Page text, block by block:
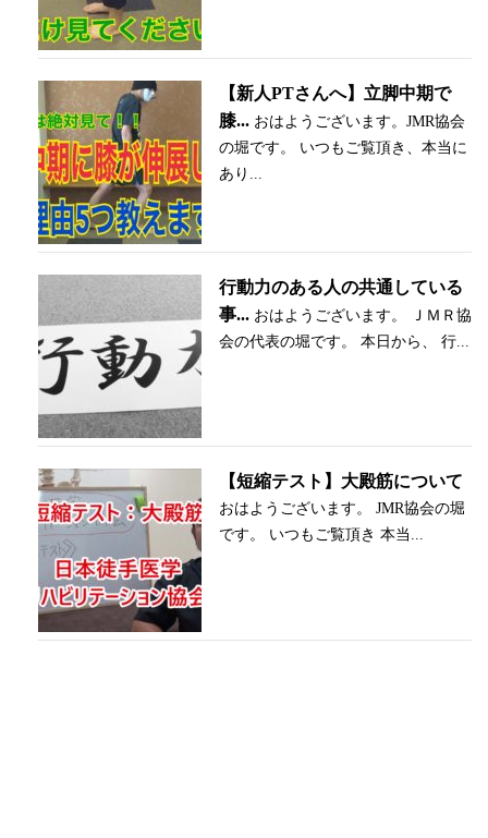
【新人PTさんへ】立脚中期で
膝... おはようございます。JMR協会
の堀です。 いつもご覧頂き、本当に
あり...
行動力のある人の共通している
事... おはようございます。 ＪＭＲ協
会の代表の堀です。 本日から、 行...
【短縮テスト】大殿筋について
おはようございます。 JMR協会の堀
です。 いつもご覧頂き 本当...